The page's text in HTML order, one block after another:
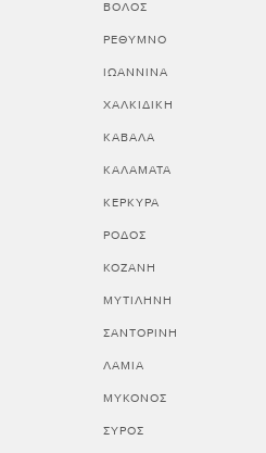
ΒΟΛΟΣ
ΡΕΘΥΜΝΟ
ΙΩΑΝΝΙΝΑ
ΧΑΛΚΙΔΙΚΗ
ΚΑΒΑΛΑ
ΚΑΛΑΜΑΤΑ
ΚΕΡΚΥΡΑ
ΡΟΔΟΣ
ΚΟΖΑΝΗ
ΜΥΤΙΛΗΝΗ
ΣΑΝΤΟΡΙΝΗ
ΛΑΜΙΑ
ΜΥΚΟΝΟΣ
ΣΥΡΟΣ